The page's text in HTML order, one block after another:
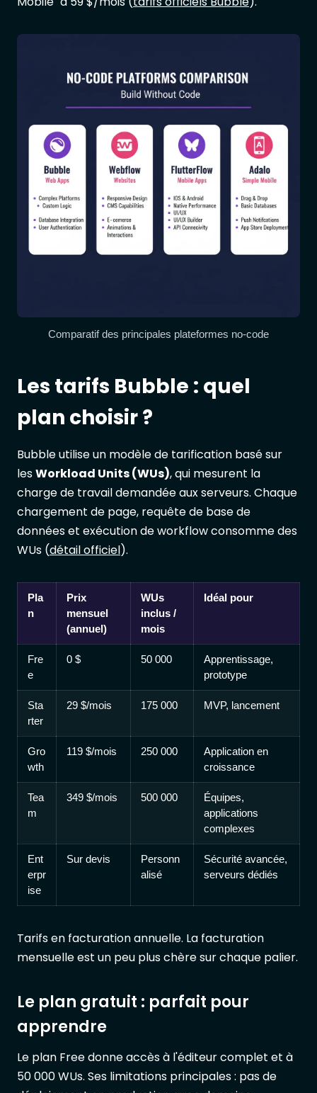
Comparatif des principales plateformes no-code
Les tarifs Bubble : quel
plan choisir ?
Bubble utilise un modèle de tarification basé sur
lesWorkload Units (WUs), qui mesurent la
charge de travail demandée aux serveurs. Chaque
chargement de page, requête de base de
données et exécution de workflow consomme des
WUs (détail officiel).
Pla
n
Prix
mensuel
(annuel)
WUs
inclus /
mois
Idéal pour
Fre
e
0 $ 50 000
Apprentissage,
prototype
Sta
rter
29 $/mois 175 000 MVP, lancement
Gro
wth
119 $/mois 250 000
Application en
croissance
Tea
m
349 $/mois 500 000
Équipes,
applications
complexes
Ent
erpr
ise
Sur devis
Personn
alisé
Sécurité avancée,
serveurs dédiés
Tarifs en facturation annuelle. La facturation
mensuelle est un peu plus chère sur chaque palier.
Le plan gratuit : parfait pour
apprendre
Le plan Free donne accès à l'éditeur complet et à
50 000 WUs. Ses limitations principales : pas de